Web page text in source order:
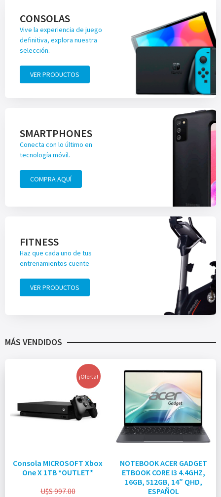
CONSOLAS
Vive la experiencia de juego
definitiva, explora nuestra
selección.
VER PRODUCTOS
SMARTPHONES
Conecta con lo último en
tecnología móvil.
COMPRA AQUÍ
FITNESS
Haz que cada uno de tus
entrenamientos cuente
VER PRODUCTOS
MÁS VENDIDOS
¡Oferta!
Consola MICROSOFT Xbox
One X 1TB *OUTLET*
U$S997.00
NOTEBOOK ACER GADGET
ETBOOK CORE I3 4.4GHZ,
16GB, 512GB, 14″ QHD,
ESPAÑOL